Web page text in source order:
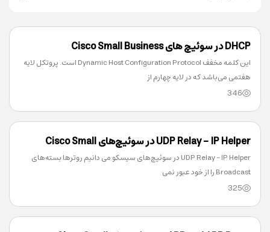
DHCP در سوئیچ های Cisco Small Business
این کلمه مخفف Dynamic Host Configuration Protocol است. پروتکل لایه
هفتمی می‌باشد که در لایه چهارم از
346
UDP Relay – IP Helper در سوئیچ‌های Cisco Small
Business
UDP Relay – IP Helper در سوئیچ‌های سیسکو می دانیم روترها بسته‌های
Broadcast را از خود عبور نمی
325